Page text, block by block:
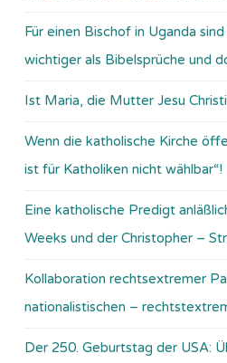
Für einen Bischof in Uganda
wichtiger als Bibelsprüche und
Ist Maria, die Mutter Jesu
Wenn die katholische Kirche
ist für Katholiken nicht wählbar“!
Eine katholische Predigt
Weeks und der Christopher –
Kollaboration rechtsextremer
nationalistischen –
Der 250. Geburtstag der USA: